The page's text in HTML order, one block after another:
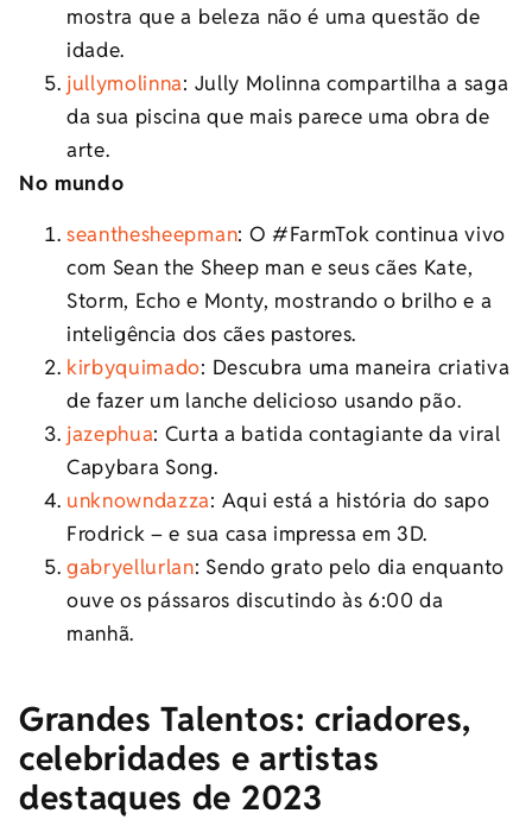
mostra que a beleza não é uma questão de
idade.
jullymolinna: Jully Molinna compartilha a saga
da sua piscina que mais parece uma obra de
arte.
No mundo
seanthesheepman: O #FarmTok continua vivo
com Sean the Sheep man e seus cães Kate,
Storm, Echo e Monty, mostrando o brilho e a
inteligência dos cães pastores.
kirbyquimado: Descubra uma maneira criativa
de fazer um lanche delicioso usando pão.
jazephua: Curta a batida contagiante da viral
Capybara Song.
unknowndazza: Aqui está a história do sapo
Frodrick – e sua casa impressa em 3D.
gabryellurlan: Sendo grato pelo dia enquanto
ouve os pássaros discutindo às 6:00 da
manhã.
Grandes Talentos: criadores,
celebridades e artistas
destaques de 2023